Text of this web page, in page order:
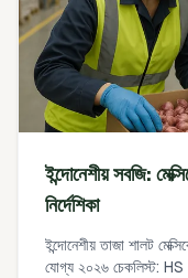
ইন্দোনেশীয় সবজি:
নির্দেশিকা
ইন্দোনেশীয় তাজা শালট
যোগ্য ২০২৬ চেকলিস্ট: